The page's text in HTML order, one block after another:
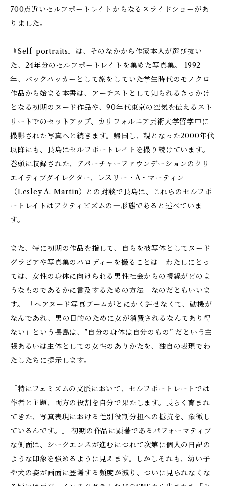
700点近いセルフポートレイトからなるスライドショーがあ
りました。
『Self-portraits』は、そのなかから作家本人が選び抜い
た、24年分のセルフポートレイトを集めた写真集。 1992
年、バックパッカーとして旅をしていた学生時代のモノクロ
作品から始まる本書は、アーチストとして知られるきっかけ
となる初期のヌード作品や、90年代東京の空気を伝えるスト
リートでのセットアップ、カリフォルニア芸術大学留学中に
撮影された写真へと続きます。帰国し、親となった2000年代
以降にも、長島はセルフポートレイトを撮り続けています。
巻頭に収録された、アパーチャーファウンデーションのクリ
エイティブダイレクター、レスリー・A・マーティン
（Lesley A. Martin）との対談で長島は、これらのセルフポ
ートレイトはアクティビズムの一形態であると述べていま
す。
また、特に初期の作品を指して、自らを被写体としてヌード
グラビアや写真集のパロディーを撮ることは「わたしにとっ
ては、女性の身体に向けられる男性社会からの視線がどのよ
うなものであるかに言及するための方法」なのだともいいま
す。 「ヘアヌード写真ブームがとにかく許せなくて、動機が
なんであれ、男の目的のために女が消費されるなんてあり得
ない」という長島は、”自分の身体は自分のもの” だという主
張あるいは主体としての女性のありかたを、独自の表現でわ
たしたちに提示します。
「特にフェミズムの文脈において、セルフポートレートでは
作者と主題、両方の役割を自分で果たします。長らく育まれ
てきた、写真表現における性別役割分担への抵抗を、象徴し
ているんです。」 初期の作品に顕著であるパフォーマティブ
な側面は、シークエンスが進むにつれて次第に個人の日記の
ような印象を強めるように見えます。しかしそれも、幼い子
や犬の姿が画面に登場する頻度が減り、ついに見られなくな